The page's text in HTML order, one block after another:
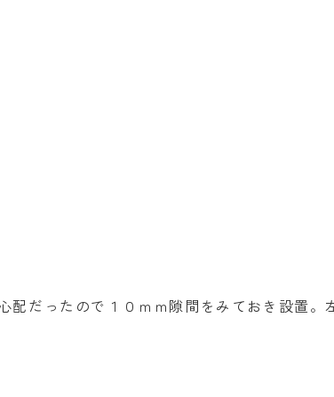
だったので１０ｍｍ隙間をみておき設置。